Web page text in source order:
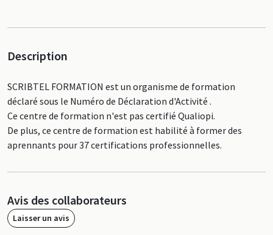
Description
SCRIBTEL FORMATION est un organisme de formation
déclaré sous le Numéro de Déclaration d'Activité .
Ce centre de formation n'est pas certifié Qualiopi.
De plus, ce centre de formation est habilité à former des
aprennants pour 37 certifications professionnelles.
Avis des collaborateurs
Laisser un avis